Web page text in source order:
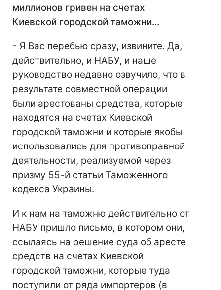
миллионов гривен на счетах
Киевской городской таможни…
- Я Вас перебью сразу, извините. Да,
действительно, и НАБУ, и наше
руководство недавно озвучило, что в
результате совместной операции
были арестованы средства, которые
находятся на счетах Киевской
городской таможни и которые якобы
использовались для противоправной
деятельности, реализуемой через
призму 55-й статьи Таможенного
кодекса Украины.
И к нам на таможню действительно от
НАБУ пришло письмо, в котором они,
ссылаясь на решение суда об аресте
средств на счетах Киевской
городской таможни, которые туда
поступили от ряда импортеров (в